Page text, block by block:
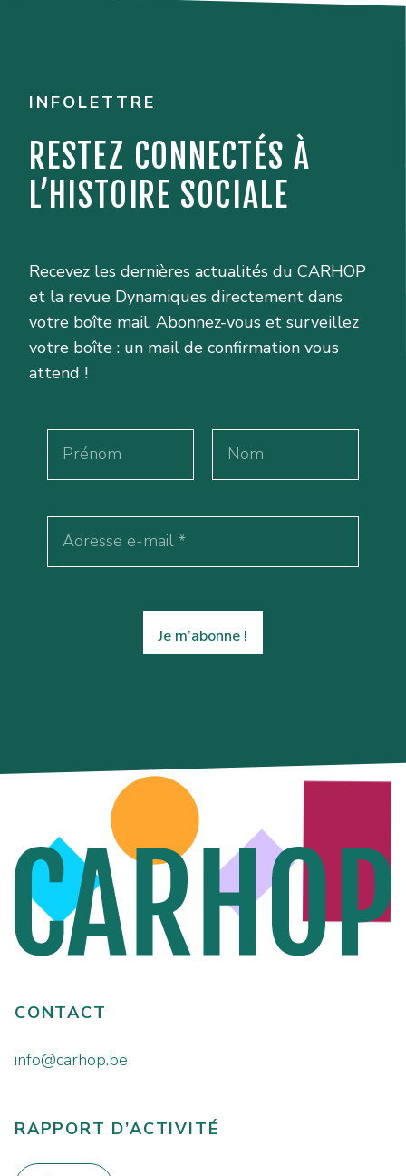
INFOLETTRE
RESTEZ CONNECTÉS À
L’HISTOIRE SOCIALE
Recevez les dernières actualités du CARHOP
et la revue Dynamiques directement dans
votre boîte mail. Abonnez-vous et surveillez
votre boîte : un mail de confirmation vous
attend !
CONTACT
info@carhop.be
RAPPORT D’ACTIVITÉ